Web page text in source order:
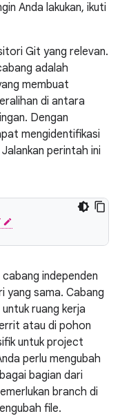
Anda lakukan, ikuti
Git yang relevan.
adalah
membuat
di antara
Dengan
mengidentifikasi
perintah ini
independen
sama. Cabang
ruang kerja
atau di pohon
untuk project
perlu mengubah
bagian dari
branch di
file.